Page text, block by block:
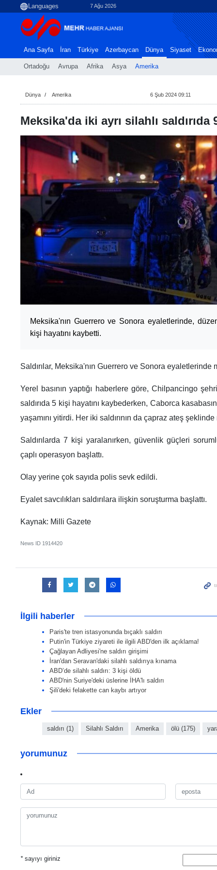
7 Ağu 2026
Ana Sayfa İran Türkiye Azerbaycan Dünya
Ortadoğu Avrupa Afrika Asya Amerika
Siyaset
Dünya Amerika 6 Şub 2024 09:11
Meksika'da iki ayrı silahlı
Meksika'nın Guerrero ve Sonora eyaletlerinde,
kişi hayatını kaybetti.
Saldırılar, Meksika'nın Guerrero ve Sonora eyaletlerinde
Yerel basının yaptığı haberlere göre, Chilpancingo
saldırıda 5 kişi hayatını kaybederken, Caborca
yaşamını yitirdi. Her iki saldırının da çapraz ateş
Saldırılarda 7 kişi yaralanırken, güvenlik güçleri
çaplı operasyon başlattı.
Olay yerine çok sayıda polis sevk edildi.
Eyalet savcılıkları saldırılara ilişkin soruşturma başlattı.
Kaynak: Milli Gazete
News ID 1914420
İlgili haberler
Paris'te tren istasyonunda bıçaklı saldırı
Putin'in Türkiye ziyareti ile ilgili ABD'den ilk açıklama!
Çağlayan Adliyesi'ne saldırı girişimi
İran'dan Seravan'daki silahlı saldırıya kınama
ABD’de silahlı saldırı: 3 kişi öldü
ABD'nin Suriye'deki üslerine İHA'lı saldırı
Şili'deki felakette can kaybı artıyor
Ekler
saldırı (1) Silahlı Saldırı Amerika ölü (175)
yorumunuz
*sayıyı giriniz